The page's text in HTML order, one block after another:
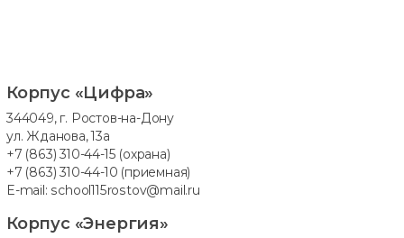
Корпус «Цифра»
344049, г. Ростов-на-Дону
ул. Жданова, 13а
+7 (863) 310-44-15 (охрана)
+7 (863) 310-44-10 (приемная)
E-mail: school115rostov@mail.ru
Корпус «Энергия»